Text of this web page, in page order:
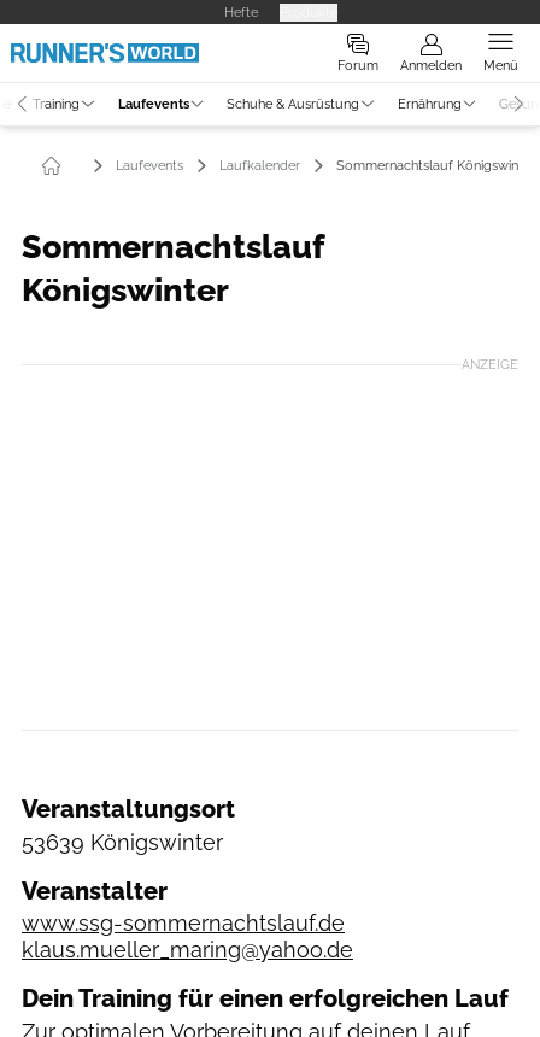
Hefte
Forum Anmelden Menü
Training Laufevents Schuhe & Ausrüstung Ernährung
Laufevents Laufkalender Sommernachtslauf Königswinter
Sommernachtslauf
Königswinter
ANZEIGE
Veranstaltungsort
53639 Königswinter
Veranstalter
www.ssg-sommernachtslauf.de
klaus.mueller_maring@yahoo.de
Dein Training für einen erfolgreichen Lauf
Zur optimalen Vorbereitung auf deinen Lauf